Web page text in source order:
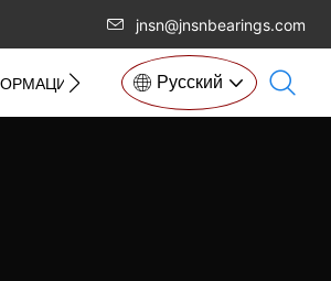
jnsn@jnsnbearings.com
ЦЕНТРPусский